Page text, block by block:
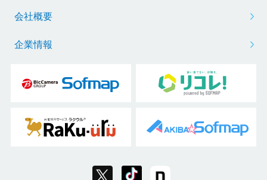
会社概要
企業情報